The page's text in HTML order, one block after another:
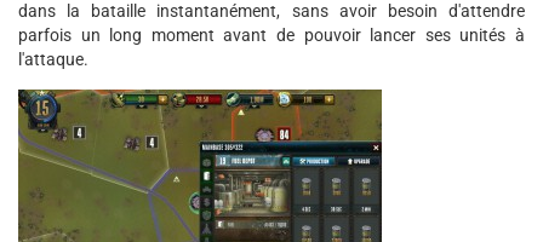
dans la bataille instantanément, sans avoir besoin d'attendre
parfois un long moment avant de pouvoir lancer ses unités à
l'attaque.